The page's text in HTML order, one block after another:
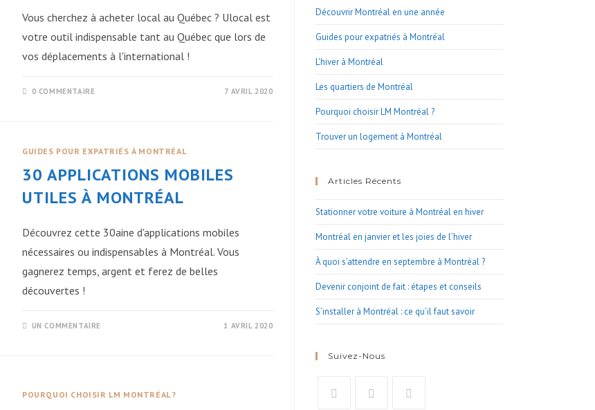
Vous cherchez à acheter local au Québec ? Ulocal est
votre outil indispensable tant au Québec que lors de
vos déplacements à l'international !
0 COMMENTAIRE 7 AVRIL 2020
GUIDES POUR EXPATRIÉS À MONTRÉAL
30 APPLICATIONS MOBILES
UTILES À MONTRÉAL
Découvrez cette 30aine d'applications mobiles
nécessaires ou indispensables à Montréal. Vous
gagnerez temps, argent et ferez de belles
découvertes !
UN COMMENTAIRE 1 AVRIL 2020
POURQUOI CHOISIR LM MONTRÉAL ?
Découvrir Montréal en une année
Guides pour expatriés à Montréal
L'hiver à Montréal
Les quartiers de Montréal
Pourquoi choisir LM Montréal ?
Trouver un logement à Montréal
Articles Récents
Stationner votre voiture à Montréal en hiver
Montréal en janvier et les joies de l’hiver
À quoi s’attendre en septembre à Montréal ?
Devenir conjoint de fait : étapes et conseils
S’installer à Montréal : ce qu’il faut savoir
Suivez-Nous